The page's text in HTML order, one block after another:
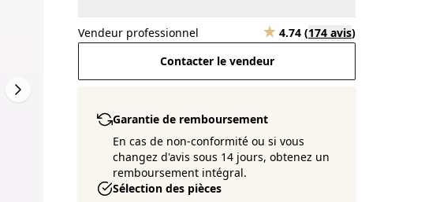
Vendeur professionnel 4.74 (174 avis)
Contacter le vendeur
Garantie de remboursement
En cas de non-conformité ou si vous
changez d'avis sous 14 jours, obtenez un
remboursement intégral.
Sélection des pièces